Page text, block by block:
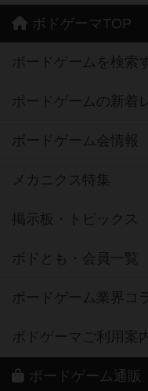
ボドゲーマTOP
ボードゲームを検索
ボードゲームの新着
ボードゲーム会情報
メカニクス特集
掲示板・トピックス
ボドとも・会員一覧
ボードゲーム業界コ
ボドゲーマご利用案
ボードゲーム通販